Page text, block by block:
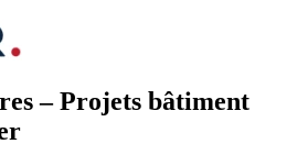
– Projets bâtiment